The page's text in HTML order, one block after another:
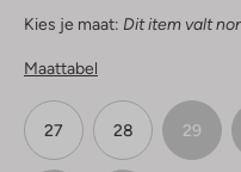
Kies je maat: Dit item valt
Maattabel
27 28 29